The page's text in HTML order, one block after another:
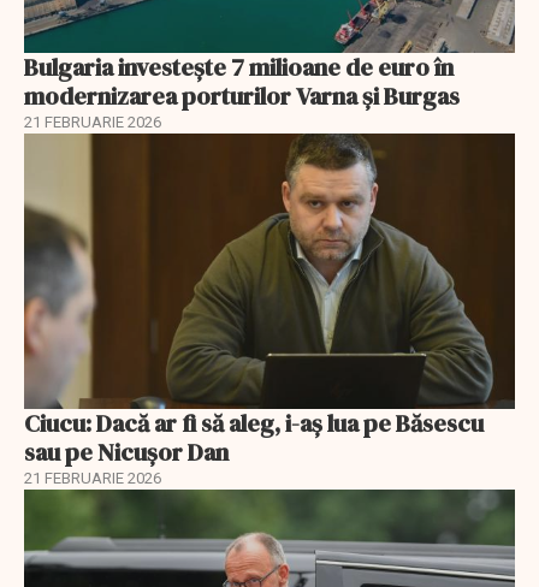
Bulgaria investește 7 milioane de euro în
modernizarea porturilor Varna și Burgas
21 FEBRUARIE 2026
Ciucu: Dacă ar fi să aleg, i-aș lua pe Băsescu
sau pe Nicușor Dan
21 FEBRUARIE 2026